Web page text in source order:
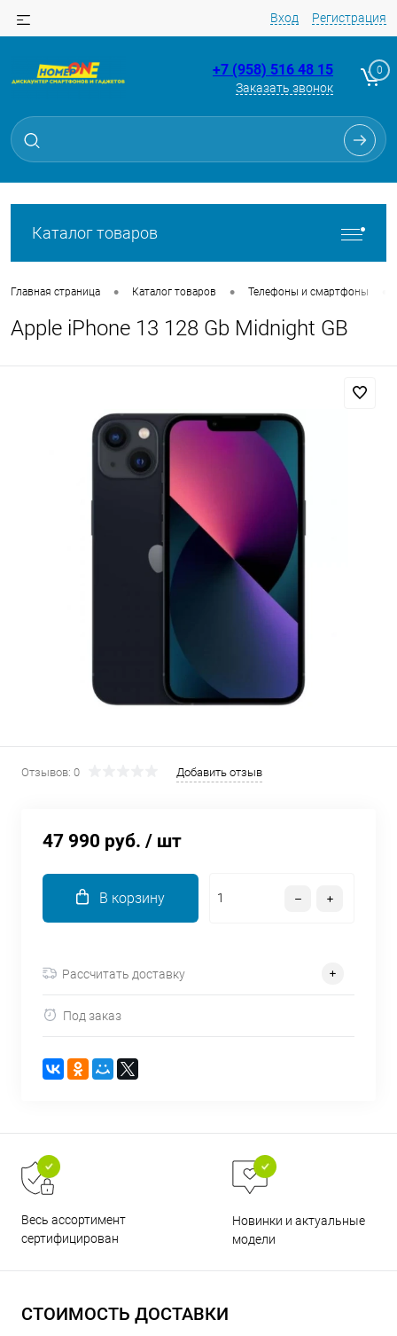
Вход Регистрация
+7 (958) 516 48 15
Заказать звонок
0
Каталог товаров
Главная страница • Каталог товаров • Телефоны и смартфоны
Apple iPhone 13 128 Gb Midnight GB
Отзывов: 0 Добавить отзыв
47 990 руб. / шт
В корзину
Рассчитать доставку
Под заказ
Весь ассортимент
сертифицирован
Новинки и актуальные
модели
СТОИМОСТЬ ДОСТАВКИ
Для клиентов всех банков
Разбейте
без переплат
Сегодня
Добавляйте товары
в корзину
Оплачивайте сегодня только
% картой любого банка
Получайте товар
списываться
с вашей карты
%каждые 2 недели
недели
Остались вопросы?
8 800 302-02-51